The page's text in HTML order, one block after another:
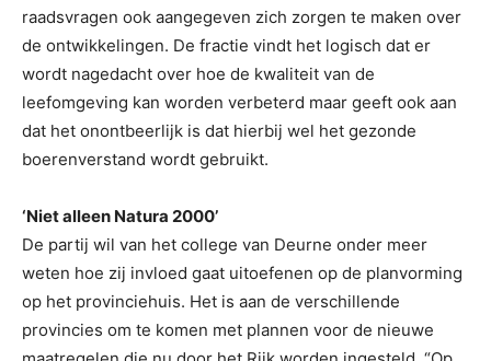
raadsvragen ook aangegeven zich zorgen te maken over
de ontwikkelingen. De fractie vindt het logisch dat er
wordt nagedacht over hoe de kwaliteit van de
leefomgeving kan worden verbeterd maar geeft ook aan
dat het onontbeerlijk is dat hierbij wel het gezonde
boerenverstand wordt gebruikt.
‘Niet alleen Natura 2000’
De partij wil van het college van Deurne onder meer
weten hoe zij invloed gaat uitoefenen op de planvorming
op het provinciehuis. Het is aan de verschillende
provincies om te komen met plannen voor de nieuwe